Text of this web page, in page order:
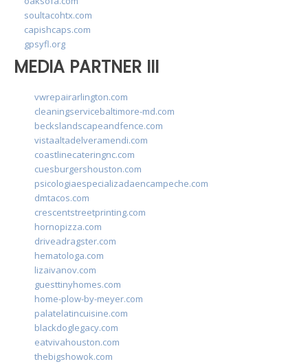
soultacohtx.com
capishcaps.com
gpsyfl.org
MEDIA PARTNER III
vwrepairarlington.com
cleaningservicebaltimore-md.com
beckslandscapeandfence.com
vistaaltadelveramendi.com
coastlinecateringnc.com
cuesburgershouston.com
psicologiaespecializadaencampeche.com
dmtacos.com
crescentstreetprinting.com
hornopizza.com
driveadragster.com
hematologa.com
lizaivanov.com
guesttinyhomes.com
home-plow-by-meyer.com
palatelatincuisine.com
blackdoglegacy.com
eatvivahouston.com
thebigshowok.com